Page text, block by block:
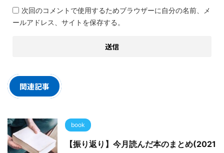
次回のコメントで使用するためブラウザーに自分の名前、メ
ールアドレス、サイトを保存する。
関連記事
book
【振り返り】今月読んだ本のまとめ(2021